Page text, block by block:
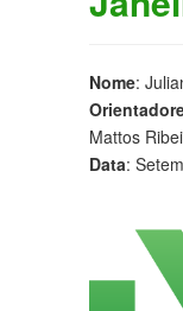
Nome:
Mattos
Data: